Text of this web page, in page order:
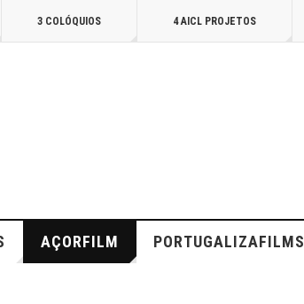
3 COLÓQUIOS 4 AICL PROJETOS
AÇORFILM PORTUGALIZAFILMS